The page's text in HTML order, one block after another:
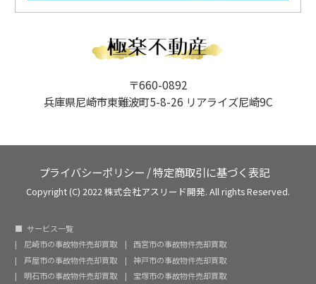
〒660-0892
兵庫県尼崎市東難波町5-8-26 リアライズ尼崎9C
プライバシーポリシー /特定商取引に基づく表記
Copyright (C) 2022 株式会社アスリード開発. All rights Reserved.
サービス一覧
尼崎市の事故物件売却買取
西宮市の事故物件売却買取
芦屋市の事故物件売却買取
神戸市の事故物件売却買取
明石市の事故物件売却買取
宝塚市の事故物件売却買取